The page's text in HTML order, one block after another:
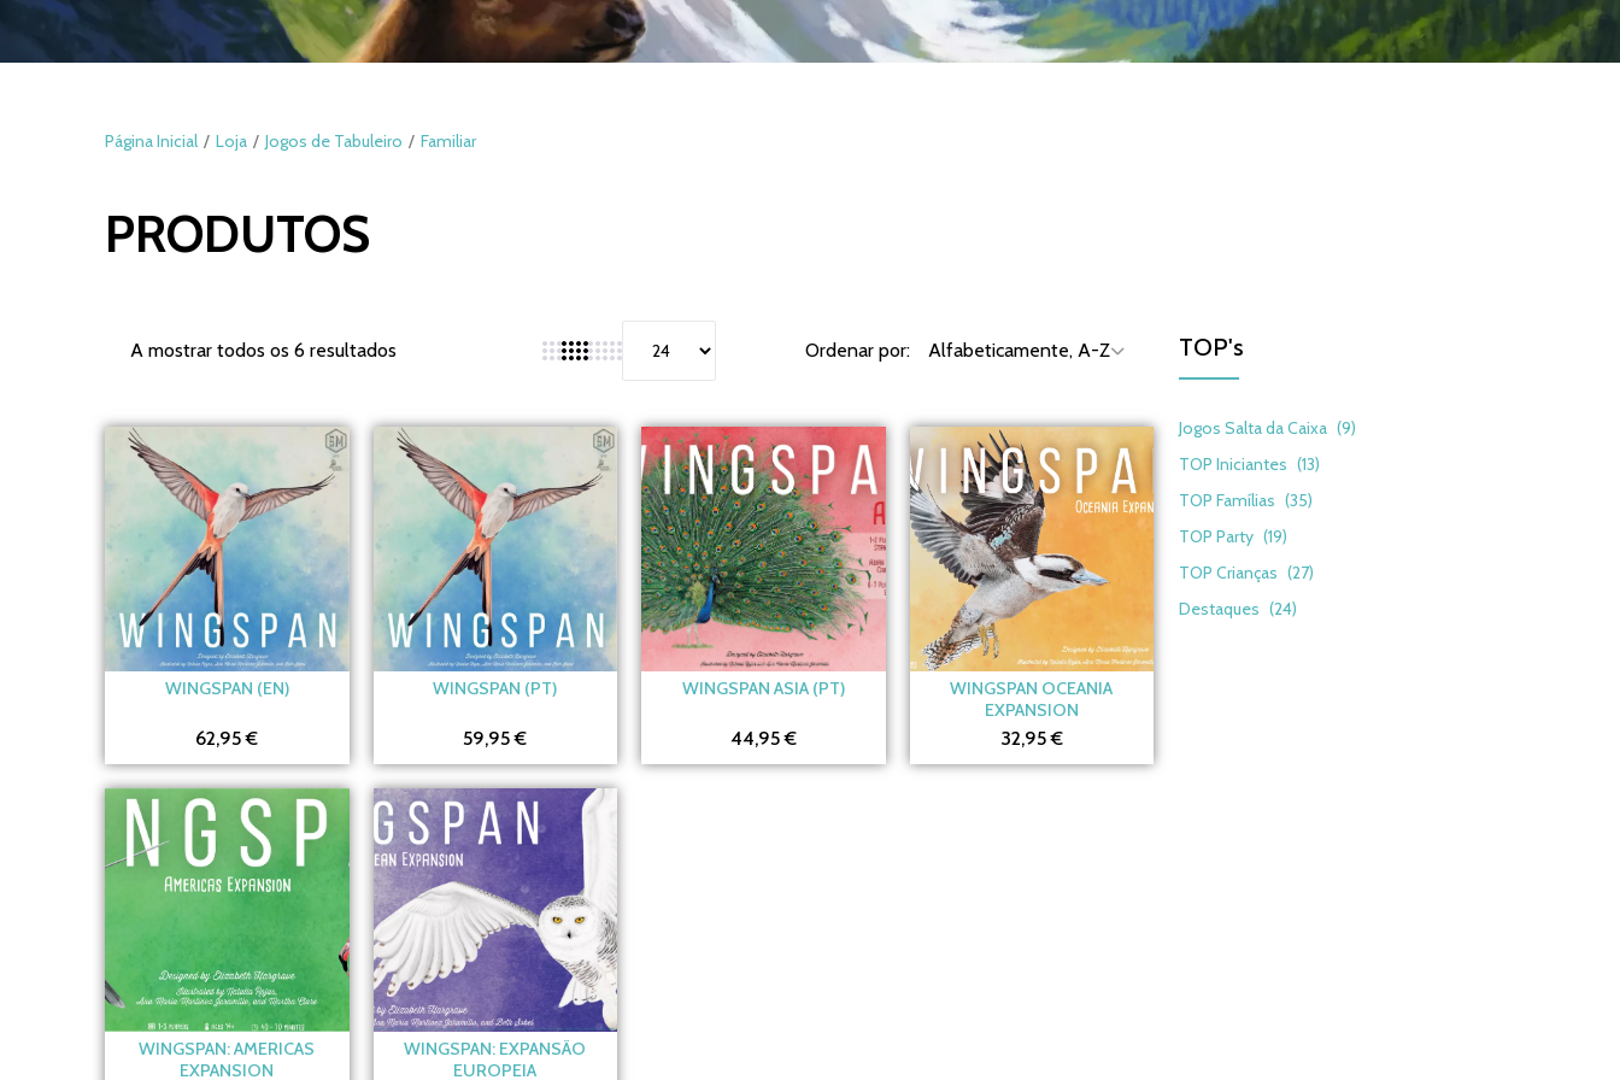
TEMÁTICOS
Página Inicial Loja Jogos de Tabuleiro Familiar
PRODUTOS
TOP's
Jogos Salta da Caixa (9)
TOP Iniciantes (13)
TOP Famílias (35)
TOP Party (19)
TOP Crianças (27)
Destaques (24)
A mostrar todos os 6 resultados Ordenar por:
WINGSPAN (EN)
62,95 €
WINGSPAN (PT)
59,95 €
WINGSPAN ASIA (PT)
44,95 €
WINGSPAN OCEANIA
EXPANSION
32,95 €
WINGSPAN: AMERICAS
EXPANSION
WINGSPAN: EXPANSÃO
EUROPEIA